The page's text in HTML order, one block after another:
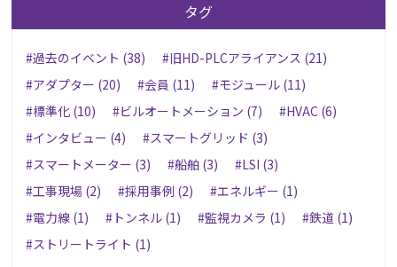
タグ
#過去のイベント (38)
#旧HD-PLCアライアンス (21)
#アダプター (20)
#会員 (11)
#モジュール (11)
#標準化 (10)
#ビルオートメーション (7)
#HVAC (6)
#インタビュー (4)
#スマートグリッド (3)
#スマートメーター (3)
#船舶 (3)
#LSI (3)
#工事現場 (2)
#採用事例 (2)
#エネルギー (1)
#電力線 (1)
#トンネル (1) #監視カメラ (1)
#鉄道 (1)
#ストリートライト (1)